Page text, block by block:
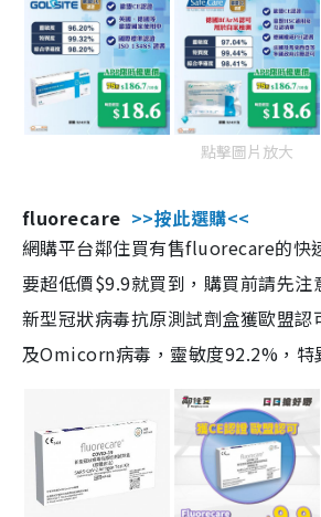
點擊圖片放大
fluorecare >>按此選購<<
網購平台鄰住買有售fluorecare的快
要超低價$9.9就買到，購買前請先注
新型冠狀病毒抗原測試劑盒獲歐盟
及Omicorn病毒，靈敏度92.2%，特